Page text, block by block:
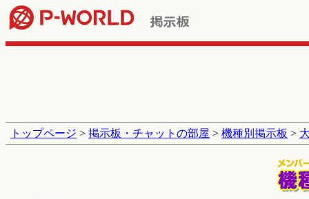
トップページ > 掲示板・チャットの部屋 > 機種別掲示板 >